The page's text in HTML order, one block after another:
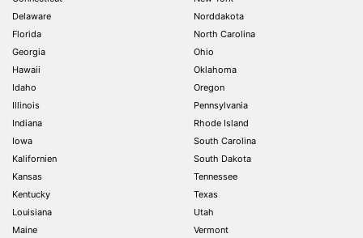
Delaware
Florida
Georgia
Hawaii
Idaho
Illinois
Indiana
Iowa
Kalifornien
Kansas
Kentucky
Louisiana
Maine
Norddakota
North Carolina
Ohio
Oklahoma
Oregon
Pennsylvania
Rhode Island
South Carolina
South Dakota
Tennessee
Texas
Utah
Vermont